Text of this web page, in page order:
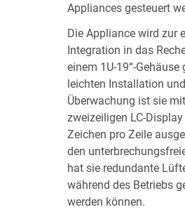
Appliances gesteuert
Die Appliance wird zur
Integration in das
einem 1U-19“-
leichten Installation und
Überwachung ist sie
zweizeiligen LC-
Zeichen pro Zeile
den
hat sie redundante
während des Betriebs
werden können.